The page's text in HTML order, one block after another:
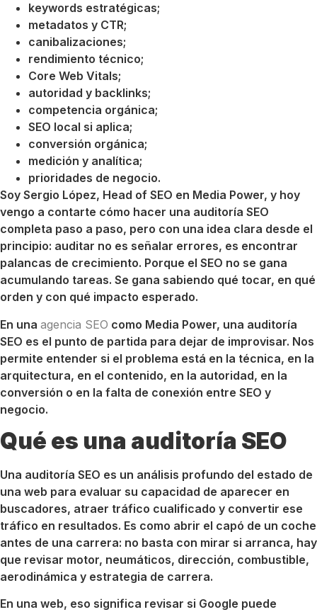
keywords estratégicas;
metadatos y CTR;
canibalizaciones;
rendimiento técnico;
Core Web Vitals;
autoridad y backlinks;
competencia orgánica;
SEO local si aplica;
conversión orgánica;
medición y analítica;
prioridades de negocio.
Soy Sergio López, Head of SEO en Media Power, y hoy
vengo a contarte cómo hacer una auditoría SEO
completa paso a paso, pero con una idea clara desde el
principio: auditar no es señalar errores, es encontrar
palancas de crecimiento. Porque el SEO no se gana
acumulando tareas. Se gana sabiendo qué tocar, en qué
orden y con qué impacto esperado.
En una agencia SEO como Media Power, una auditoría
SEO es el punto de partida para dejar de improvisar. Nos
permite entender si el problema está en la técnica, en la
arquitectura, en el contenido, en la autoridad, en la
conversión o en la falta de conexión entre SEO y
negocio.
Qué es una auditoría SEO
Una auditoría SEO es un análisis profundo del estado de
una web para evaluar su capacidad de aparecer en
buscadores, atraer tráfico cualificado y convertir ese
tráfico en resultados. Es como abrir el capó de un coche
antes de una carrera: no basta con mirar si arranca, hay
que revisar motor, neumáticos, dirección, combustible,
aerodinámica y estrategia de carrera.
En una web, eso significa revisar si Google puede